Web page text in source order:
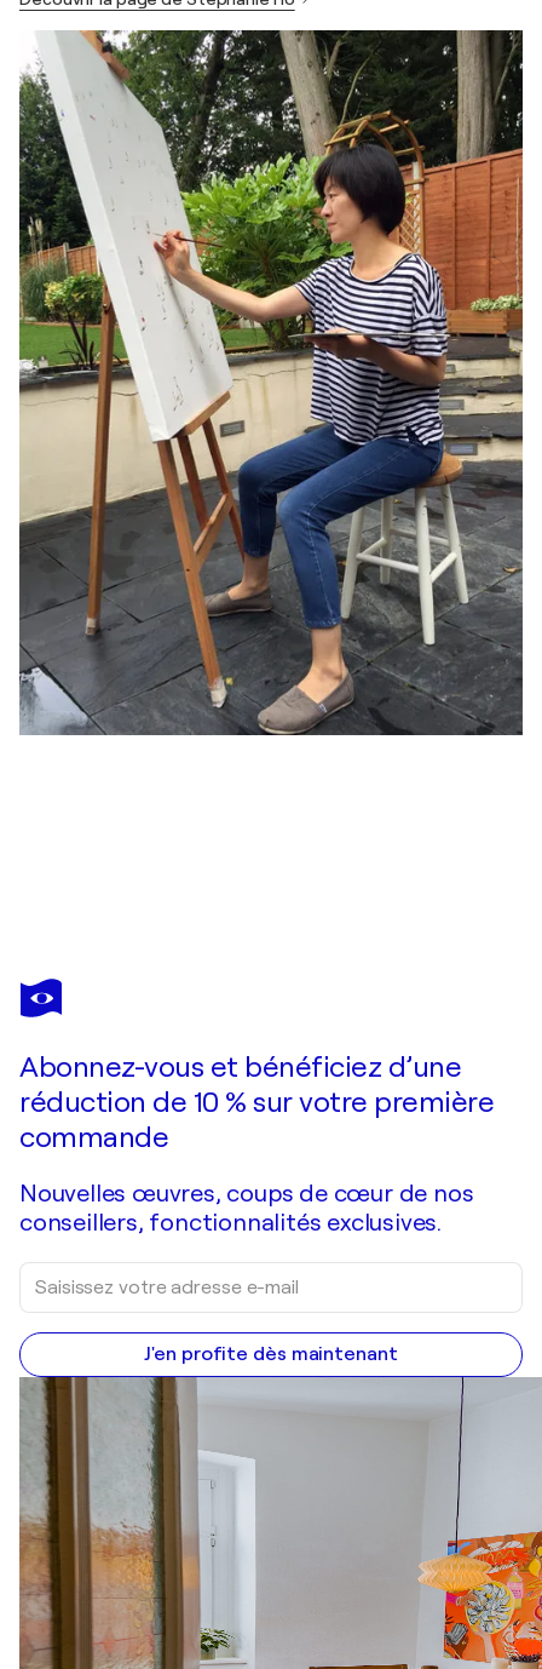
STEPHANIE HO
Puppy Love 01
Abonnez-vous et bénéficiez d’une
réduction de 10 % sur votre première
commande
Nouvelles œuvres, coups de cœur de nos
conseillers, fonctionnalités exclusives.
J'en profite dès maintenant